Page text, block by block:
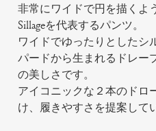
非常にワイドで円を描くよ
Sillageを代表するパンツ。
ワイドでゆったりとしたシ
パードから生まれるドレー
の美しさです。
アイコニックな２本のドロ
け、履きやすさを提案して